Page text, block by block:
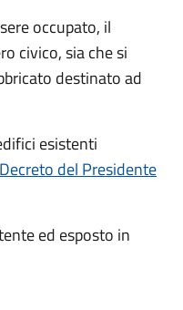
occupato, il
civico, sia che si
destinato ad
esistenti
Decreto del Presidente
ed esposto in